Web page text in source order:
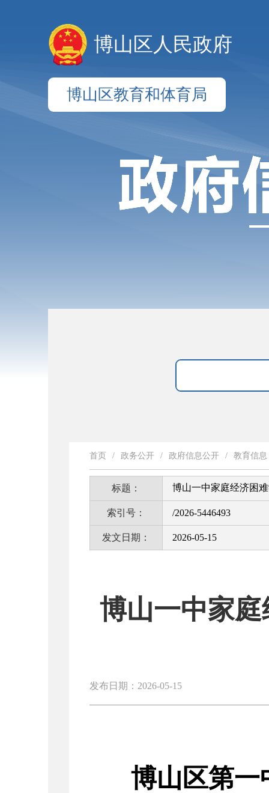
博山区人民政府
博山区教育和体育局
首页 / 政务公开 / 政府信息公开 / 教育信息
标题： 博山一中家庭经济困
索引号： /2026-5446493
发文日期： 2026-05-15
博山一中家
发布日期：2026-05-15
博山区第一